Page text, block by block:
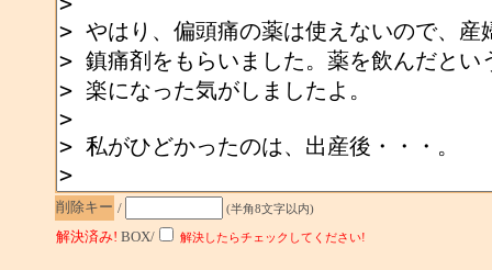
削除キー / (半角8文字以内)
解決済み! BOX/ 解決したらチェックしてください!